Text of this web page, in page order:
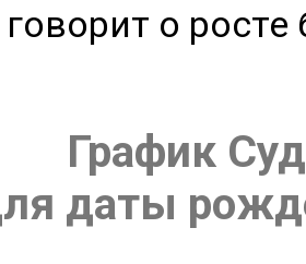
говорит о
График
даты